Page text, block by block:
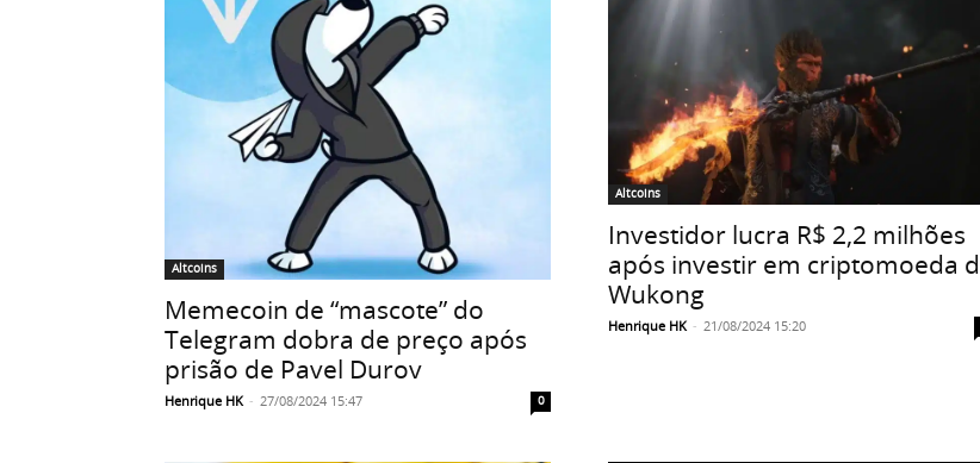
Altcoins
Memecoin de “mascote” do
Telegram dobra de preço após
prisão de Pavel Durov
Henrique HK - 27/08/2024 15:47 0
Altcoins
Investidor lucra R$ 2,2 milhões
após investir em criptomoeda
Wukong
Henrique HK - 21/08/2024 15:20